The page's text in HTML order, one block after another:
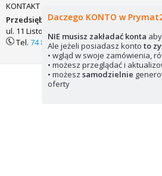
KONTAKT
Przedsiębiorstwo Zaopatrzenia
ul. 11 Listopada 7
58-200 DZIERŻONIÓW
Tel. 74 831 18 82lubkom.694 486 552
Mapa strony
Daczego KONTO w
NIE musisz zakładać konta
Ale jeżeli posiadasz konto to
• wgląd w swoje zamówienia,
• możesz przeglądać i
• możesz samodzielnie
oferty